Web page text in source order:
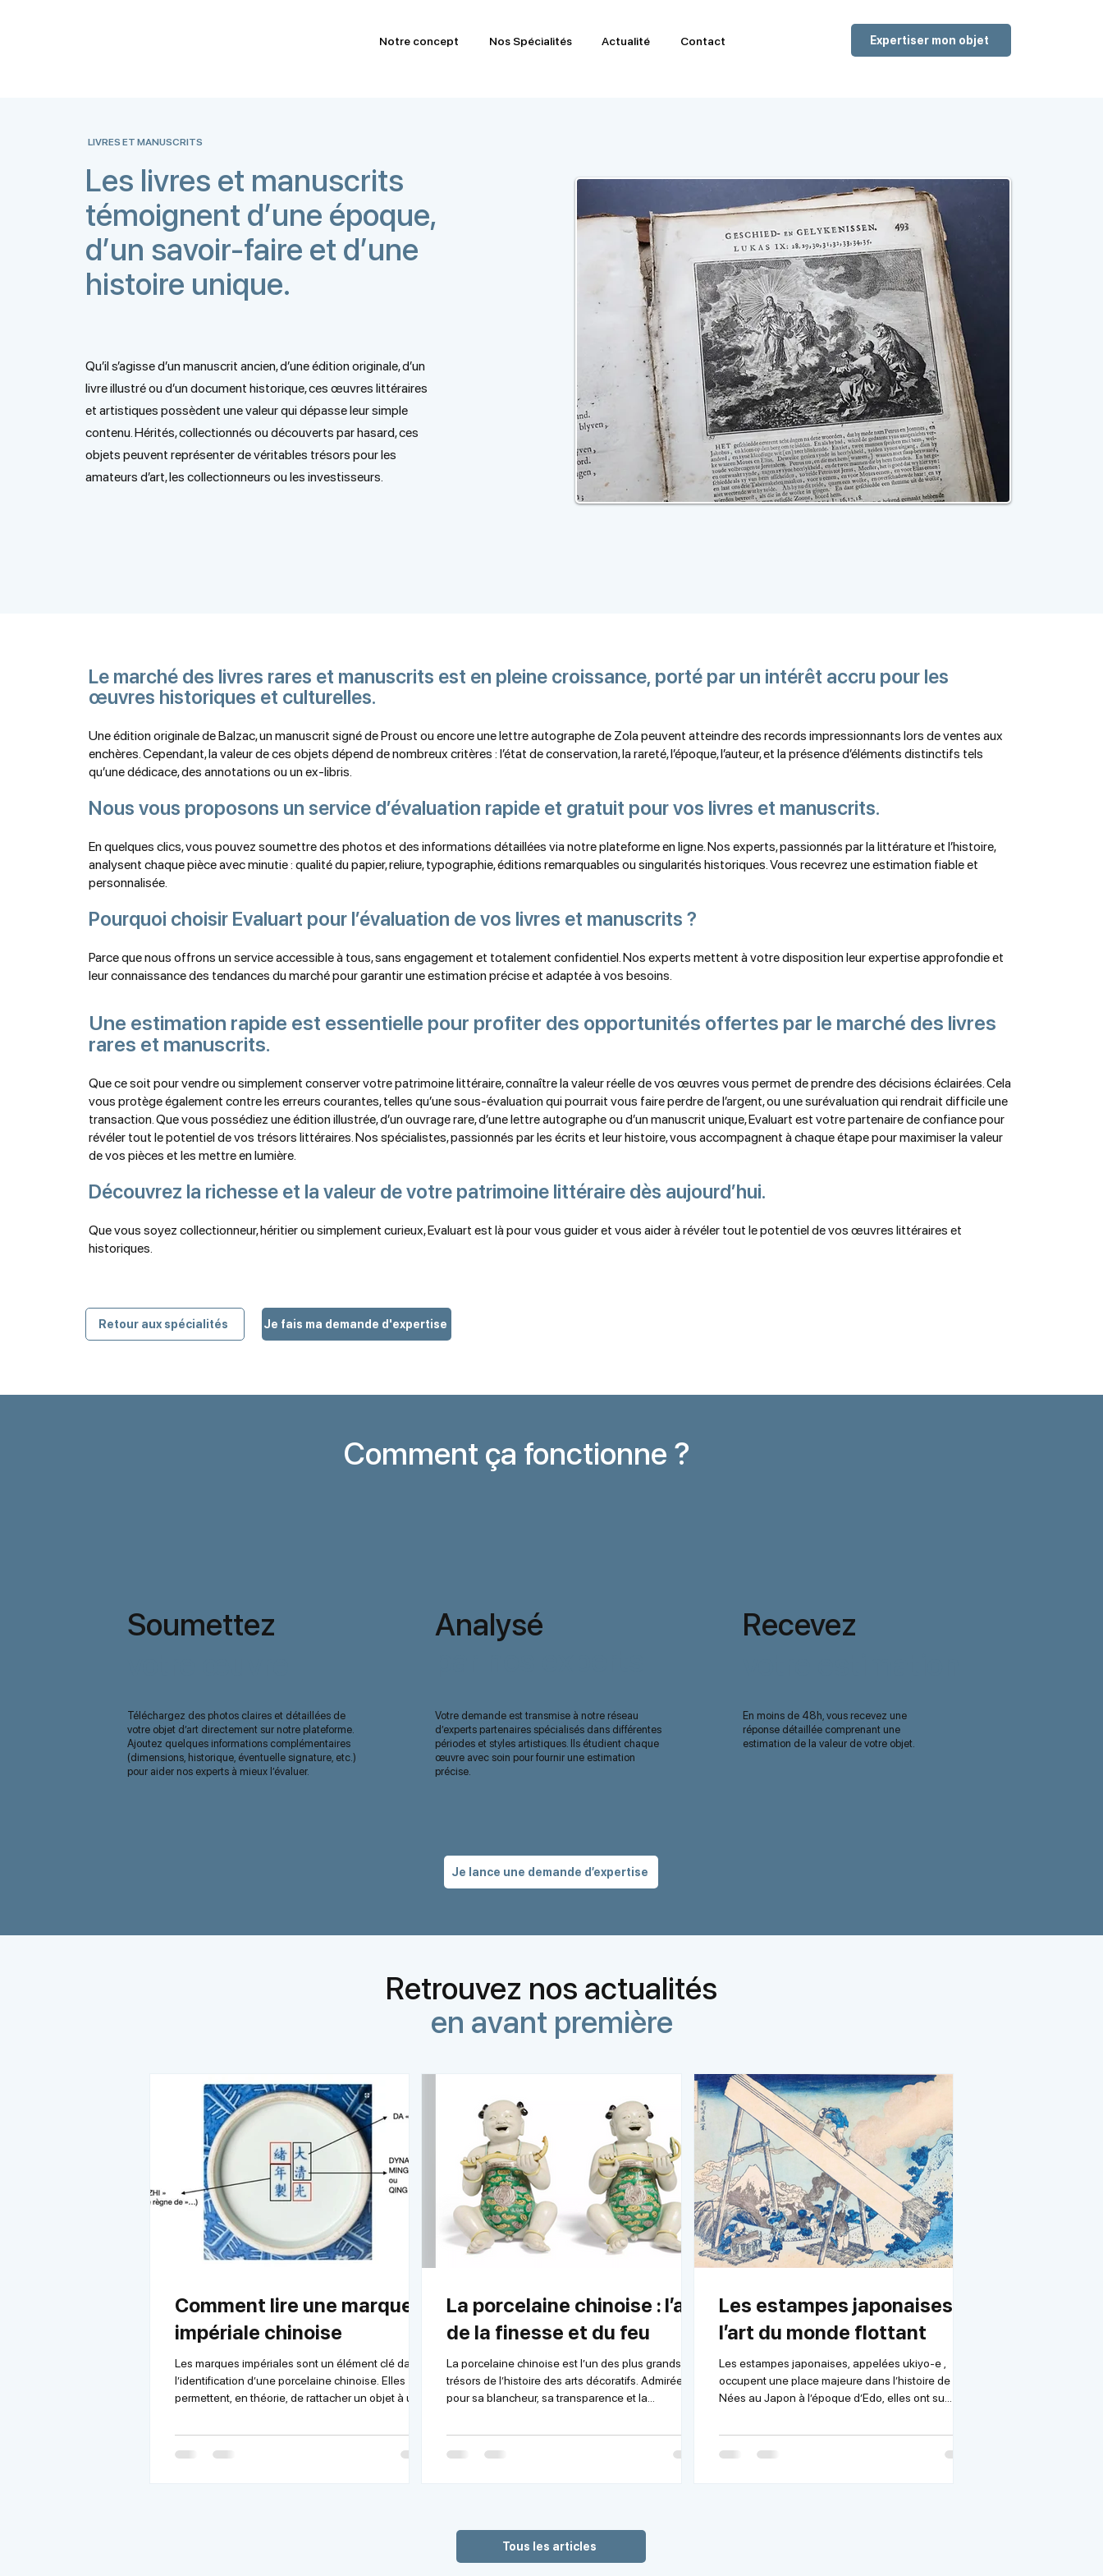
Notre concept Nos Spécialités Actualité Contact Expertiser mon objet
LIVRES ET MANUSCRITS
Les livres et manuscrits
témoignent d’une époque,
d’un savoir-faire et d’une
histoire unique.
Qu’il s’agisse d’un manuscrit ancien, d’une édition originale, d’un
livre illustré ou d’un document historique, ces œuvres littéraires
et artistiques possèdent une valeur qui dépasse leur simple
contenu. Hérités, collectionnés ou découverts par hasard, ces
objets peuvent représenter de véritables trésors pour les
amateurs d’art, les collectionneurs ou les investisseurs.
Le marché des livres rares et manuscrits est en pleine croissance, porté par un intérêt accru pour les
œuvres historiques et culturelles.
Une édition originale de Balzac, un manuscrit signé de Proust ou encore une lettre autographe de Zola peuvent atteindre des records impressionnants lors de ventes aux
enchères. Cependant, la valeur de ces objets dépend de nombreux critères : l’état de conservation, la rareté, l’époque, l’auteur, et la présence d’éléments distinctifs tels
qu’une dédicace, des annotations ou un ex-libris.
Nous vous proposons un service d’évaluation rapide et gratuit pour vos livres et manuscrits.
En quelques clics, vous pouvez soumettre des photos et des informations détaillées via notre plateforme en ligne. Nos experts, passionnés par la littérature et l’histoire,
analysent chaque pièce avec minutie : qualité du papier, reliure, typographie, éditions remarquables ou singularités historiques. Vous recevrez une estimation fiable et
personnalisée.
Pourquoi choisir Evaluart pour l’évaluation de vos livres et manuscrits ?
Parce que nous offrons un service accessible à tous, sans engagement et totalement confidentiel. Nos experts mettent à votre disposition leur expertise approfondie et
leur connaissance des tendances du marché pour garantir une estimation précise et adaptée à vos besoins.
Une estimation rapide est essentielle pour profiter des opportunités offertes par le marché des livres
rares et manuscrits.
Que ce soit pour vendre ou simplement conserver votre patrimoine littéraire, connaître la valeur réelle de vos œuvres vous permet de prendre des décisions éclairées. Cela
vous protège également contre les erreurs courantes, telles qu’une sous-évaluation qui pourrait vous faire perdre de l’argent, ou une surévaluation qui rendrait difficile une
transaction. Que vous possédiez une édition illustrée, d’un ouvrage rare, d’une lettre autographe ou d’un manuscrit unique, Evaluart est votre partenaire de confiance pour
révéler tout le potentiel de vos trésors littéraires. Nos spécialistes, passionnés par les écrits et leur histoire, vous accompagnent à chaque étape pour maximiser la valeur
de vos pièces et les mettre en lumière.
Découvrez la richesse et la valeur de votre patrimoine littéraire dès aujourd’hui.
Que vous soyez collectionneur, héritier ou simplement curieux, Evaluart est là pour vous guider et vous aider à révéler tout le potentiel de vos œuvres littéraires et
historiques.
Retour aux spécialités Je fais ma demande d'expertise
Comment ça fonctionne ?
Soumettez
Téléchargez des photos claires et détaillées de
votre objet d’art directement sur notre plateforme.
Ajoutez quelques informations complémentaires
(dimensions, historique, éventuelle signature, etc.)
pour aider nos experts à mieux l’évaluer.
Analysé
Votre demande est transmise à notre réseau
d’experts partenaires spécialisés dans différentes
périodes et styles artistiques. Ils étudient chaque
œuvre avec soin pour fournir une estimation
précise.
Recevez
En moins de 48h, vous recevez une
réponse détaillée comprenant une
estimation de la valeur de votre objet.
Je lance une demande d’expertise
Retrouvez nos actualités
en avant première
Comment lire une marque
impériale chinoise
Les marques impériales sont un élément clé dans
l’identification d’une porcelaine chinoise. Elles
permettent, en théorie, de rattacher un objet à un
lecture demande méthode et prudence. Une
structure codifiée La majorité des marques
La porcelaine chinoise : l’art
de la finesse et du feu
La porcelaine chinoise est l’un des plus grands
trésors de l’histoire des arts décoratifs. Admirée
pour sa blancheur, sa transparence et la
siècles le raffinement, le savoir-faire technique et
l’excellence artistique. Bien plus qu’un simple objet
Les estampes japonaises :
l’art du monde flottant
Les estampes japonaises, appelées ukiyo-e ,
occupent une place majeure dans l’histoire de l’art.
Nées au Japon à l’époque d’Edo, elles ont su
plaisirs urbains, les paysages, les acteurs de
théâtre et les courtisanes. Bien plus que de simples
Tous les articles